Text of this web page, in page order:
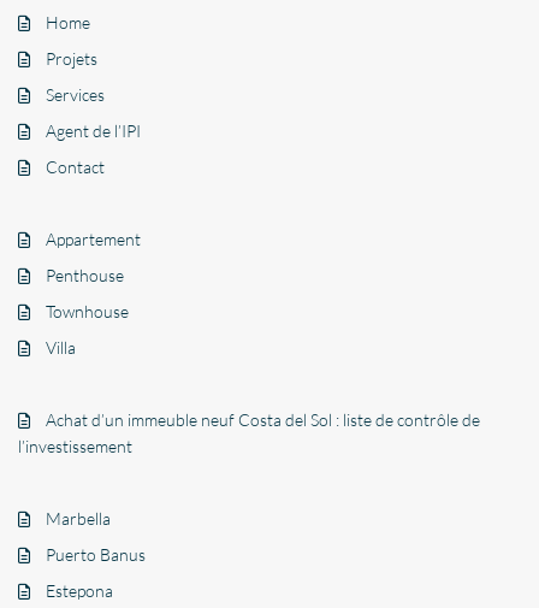
Home
Projets
Services
Agent de l’IPI
Contact
Appartement
Penthouse
Townhouse
Villa
Achat d’un immeuble neuf Costa del Sol : liste de contrôle de
l’investissement
Marbella
Puerto Banus
Estepona